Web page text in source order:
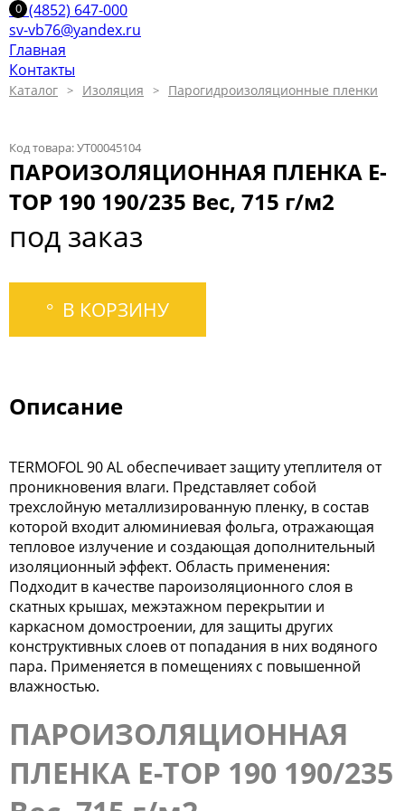
+7 (4852) 647-000
sv-vb76@yandex.ru
Главная
Контакты
Каталог Изоляция Парогидроизоляционные пленки
Код товара: УТ00045104
ПАРОИЗОЛЯЦИОННАЯ ПЛЕНКА E-
TOP 190 190/235 Вес, 715 г/м2
под заказ
В КОРЗИНУ
Описание
TERMOFOL 90 AL обеспечивает защиту утеплителя от
проникновения влаги. Представляет собой
трехслойную металлизированную пленку, в состав
которой входит алюминиевая фольга, отражающая
тепловое излучение и создающая дополнительный
изоляционный эффект. Область применения:
Подходит в качестве пароизоляционного слоя в
скатных крышах, межэтажном перекрытии и
каркасном домостроении, для защиты других
конструктивных слоев от попадания в них водяного
пара. Применяется в помещениях с повышенной
влажностью.
ПАРОИЗОЛЯЦИОННАЯ
ПЛЕНКА E-TOP 190 190/235